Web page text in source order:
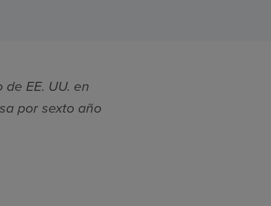
EE. UU. en
por sexto año